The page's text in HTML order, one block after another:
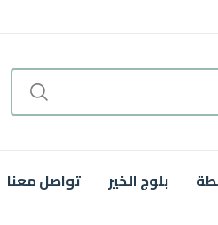
بلوج الخير تواصل معنا